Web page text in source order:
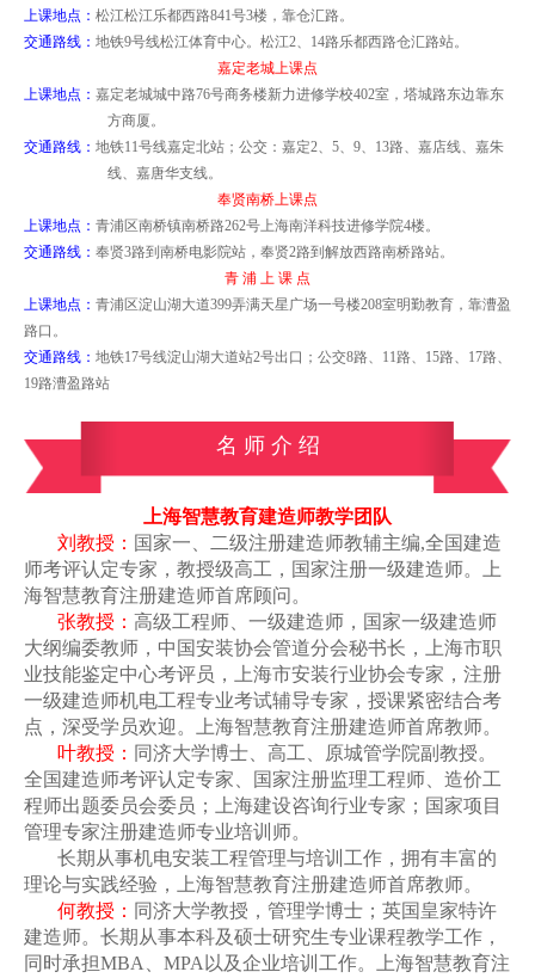
上课地点： 松江松江乐都西路841号3楼，靠仓汇路。
交通路线： 地铁9号线松江体育中心。松江2、 14路乐都西路仓汇路站。
嘉定老城上课点
上课地点： 嘉定老城城中路76号商务楼新力进修学校402室，塔城路东边靠东
方商厦。
交通路线： 地铁11号线嘉定北站；公交：嘉定2、 5、 9、 13路、嘉店线、嘉朱
线、嘉唐华支线。
奉贤南桥上课点
上课地点： 青浦区南桥镇南桥路262号上海南洋科技进修学院4楼。
交通路线： 奉贤3路到 南桥电影院站， 奉贤2路到 解放西路南桥路站。
青 浦 上 课 点
上课地点： 青浦区淀山湖大道399弄满天星广场一号楼208室明勤教育，靠漕盈
路口。
交通路线： 地铁17号线淀山湖大道站2号出口；公交8路、 11路、 15路、 17路、
19路漕盈路站
名 师 介 绍
上海智慧教育建造师教学团队
刘 教授： 国家一、二级注册建造师教辅主编,全国建造
师考评认定专家，教授级高工，国家注册一级建造师。上
海智慧教育注册建造师首席顾问。
张教授： 高级工程师、一级建造师，国家一级建造师
大纲编委教师，中国安装协会管道分会秘书长，上海市职
业技能鉴定中心考评员，上海市安装行业协会专家，注册
一级建造师机电工程专业考试辅导专家，授课紧密结合考
点，深受学员欢迎。上海智慧教育注册建造师首席教师。
叶教授： 同济大学博士、高工、原城管学院副教授。
全国建造师考评认定专家、国家注册监理工程师、造价工
程师出题委员会委员；上海建设咨询行业专家；国家项目
管理专家注册建造师专业培训师。
长期从事机电安装工程管理与培训工作，拥有丰富的
理论与实践经验，上海智慧教育注册建造师首席教师。
何教授： 同济大学教授，管理学博士；英国皇家特许
建造师。长期从事本科及硕士研究生专业课程教学工作，
同时承担MBA MPA 以及企业培训工作。上海智慧教育注